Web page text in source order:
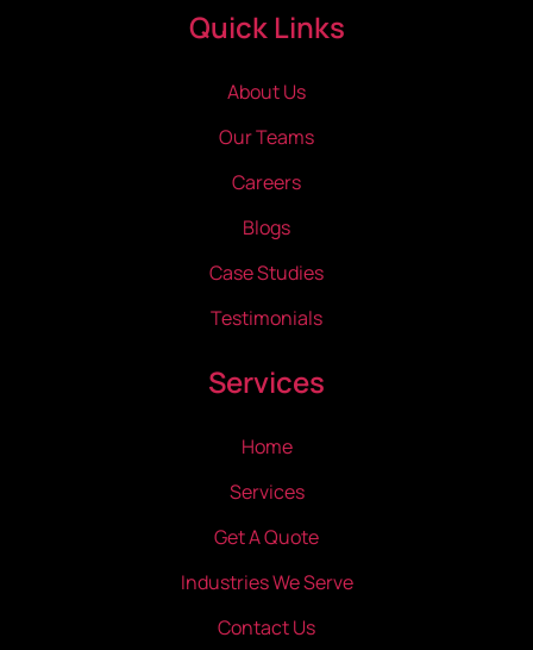
Quick Links
About Us
Our Teams
Careers
Blogs
Case Studies
Testimonials
Services
Home
Services
Get A Quote
Industries We Serve
Contact Us